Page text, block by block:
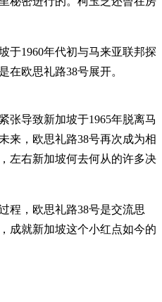
于1960年代初与马来亚联邦探
在欧思礼路38号展开。
张导致新加坡于1965年脱离马
来，欧思礼路38号再次成为相
左右新加坡何去何从的许多决
程，欧思礼路38号是交流思
成就新加坡这个小红点如今的